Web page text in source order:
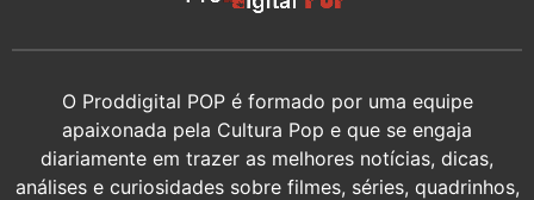
O Proddigital POP é formado por uma equipe
apaixonada pela Cultura Pop e que se engaja
diariamente em trazer as melhores notícias, dicas,
análises e curiosidades sobre filmes, séries, quadrinhos,